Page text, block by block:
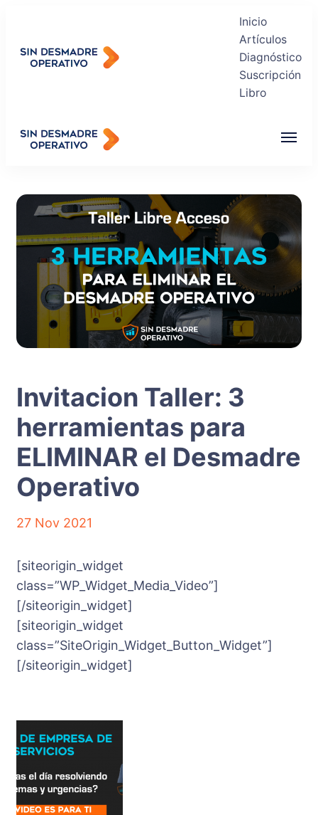
Sin Desmadre Operativo
Inicio
Artículos
Diagnóstico
Suscripción
Libro
Invitacion Taller: 3
herramientas para
ELIMINAR el Desmadre
Operativo
27 Nov 2021
[siteorigin_widget
class=”WP_Widget_Media_Video”]
[/siteorigin_widget]
[siteorigin_widget
class=”SiteOrigin_Widget_Button_Widget”]
[/siteorigin_widget]